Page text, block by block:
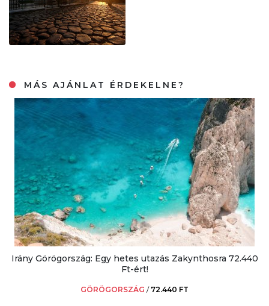
MÁS AJÁNLAT ÉRDEKELNE?
Irány Görögország: Egy hetes utazás Zakynthosra 72.440
Ft-ért!
GÖRÖGORSZÁG / 72.440 FT